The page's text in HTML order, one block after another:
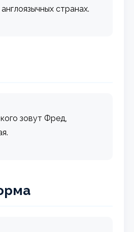
странах.
зовут Фред,